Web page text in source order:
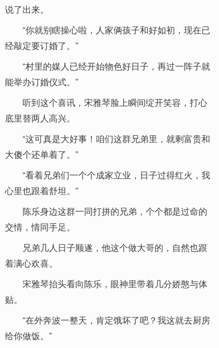
说了出来。
“你就别瞎操心啦，人家俩孩子和好如初，现在已
经敲定要订婚了。”
“村里的媒人已经开始物色好日子，再过一阵子就
能举办订婚仪式。”
听到这个喜讯，宋雅琴脸上瞬间绽开笑容，打心
底里替两人高兴。
“这可真是大好事！咱们这群兄弟里，就剩富贵和
大傻个还单着了。”
“看着兄弟们一个个成家立业，日子过得红火，我
心里也跟着舒坦。”
陈乐身边这群一同打拼的兄弟，个个都是过命的
交情，情同手足。
兄弟几人日子顺遂，他这个做大哥的，自然也跟
着满心欢喜。
宋雅琴抬头看向陈乐，眼神里带着几分娇憨与体
贴。
“在外奔波一整天，肯定饿坏了吧？我这就去厨房
给你做饭。”